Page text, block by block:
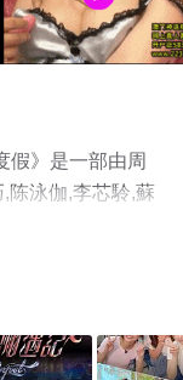
假》是一部由周
陈泳伽,李芯駖,蘇
情已揭晓（已
电视猫或剧情